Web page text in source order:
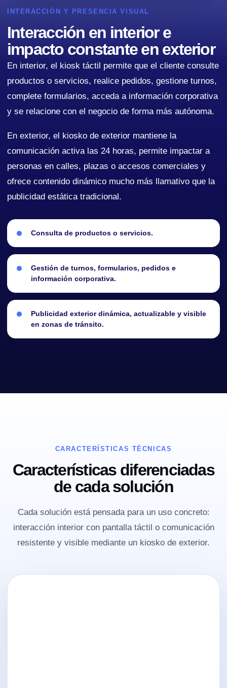
INTERACCIÓN Y PRESENCIA VISUAL
Interacción en interior e
impacto constante en exterior
En interior, el kiosk táctil permite que el cliente consulte
productos o servicios, realice pedidos, gestione turnos,
complete formularios, acceda a información corporativa
y se relacione con el negocio de forma más autónoma.
En exterior, el kiosko de exterior mantiene la
comunicación activa las 24 horas, permite impactar a
personas en calles, plazas o accesos comerciales y
ofrece contenido dinámico mucho más llamativo que la
publicidad estática tradicional.
Consulta de productos o servicios.
Gestión de turnos, formularios, pedidos e
información corporativa.
Publicidad exterior dinámica, actualizable y visible
en zonas de tránsito.
CARACTERÍSTICAS TÉCNICAS
Características diferenciadas
de cada solución
Cada solución está pensada para un uso concreto:
interacción interior con pantalla táctil o comunicación
resistente y visible mediante un kiosko de exterior.